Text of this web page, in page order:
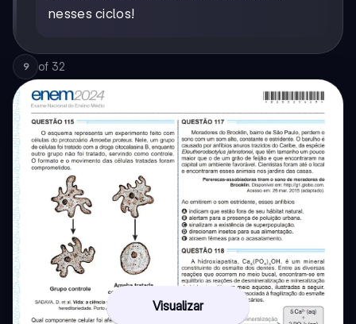
nesses ciclos!
9 of 32
Visualizar